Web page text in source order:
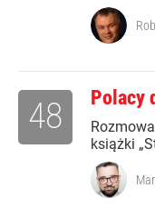
Polacy
książki
48